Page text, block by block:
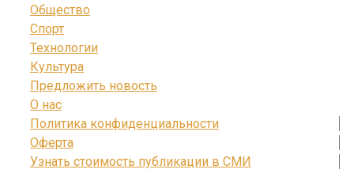
Общество
Спорт
Технологии
Культура
Предложить новость
О нас
Политика конфиденциальности
Оферта
Узнать стоимость публикации в СМИ